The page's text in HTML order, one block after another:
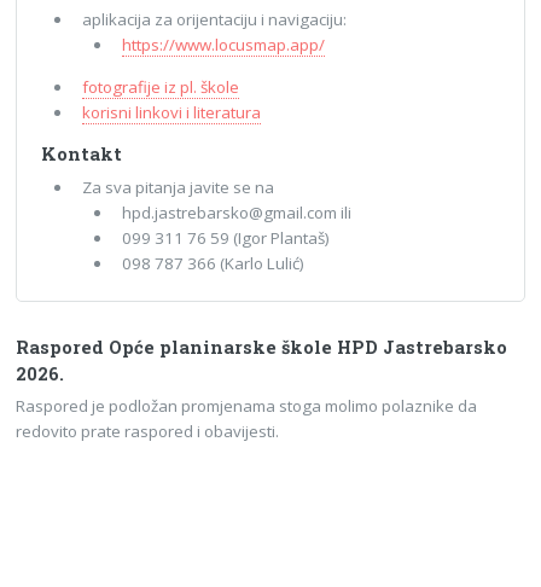
aplikacija za orijentaciju i navigaciju:
https://www.locusmap.app/
fotografije iz pl. škole
korisni linkovi i literatura
Kontakt
Za sva pitanja javite se na
hpd.jastrebarsko@gmail.com ili
099 311 76 59 (Igor Plantaš)
098 787 366 (Karlo Lulić)
Raspored Opće planinarske škole HPD Jastrebarsko
2026.
Raspored je podložan promjenama stoga molimo polaznike da
redovito prate raspored i obavijesti.